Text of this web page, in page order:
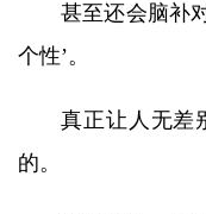
甚至还会脑补
个性’。
真正让人无差
的。